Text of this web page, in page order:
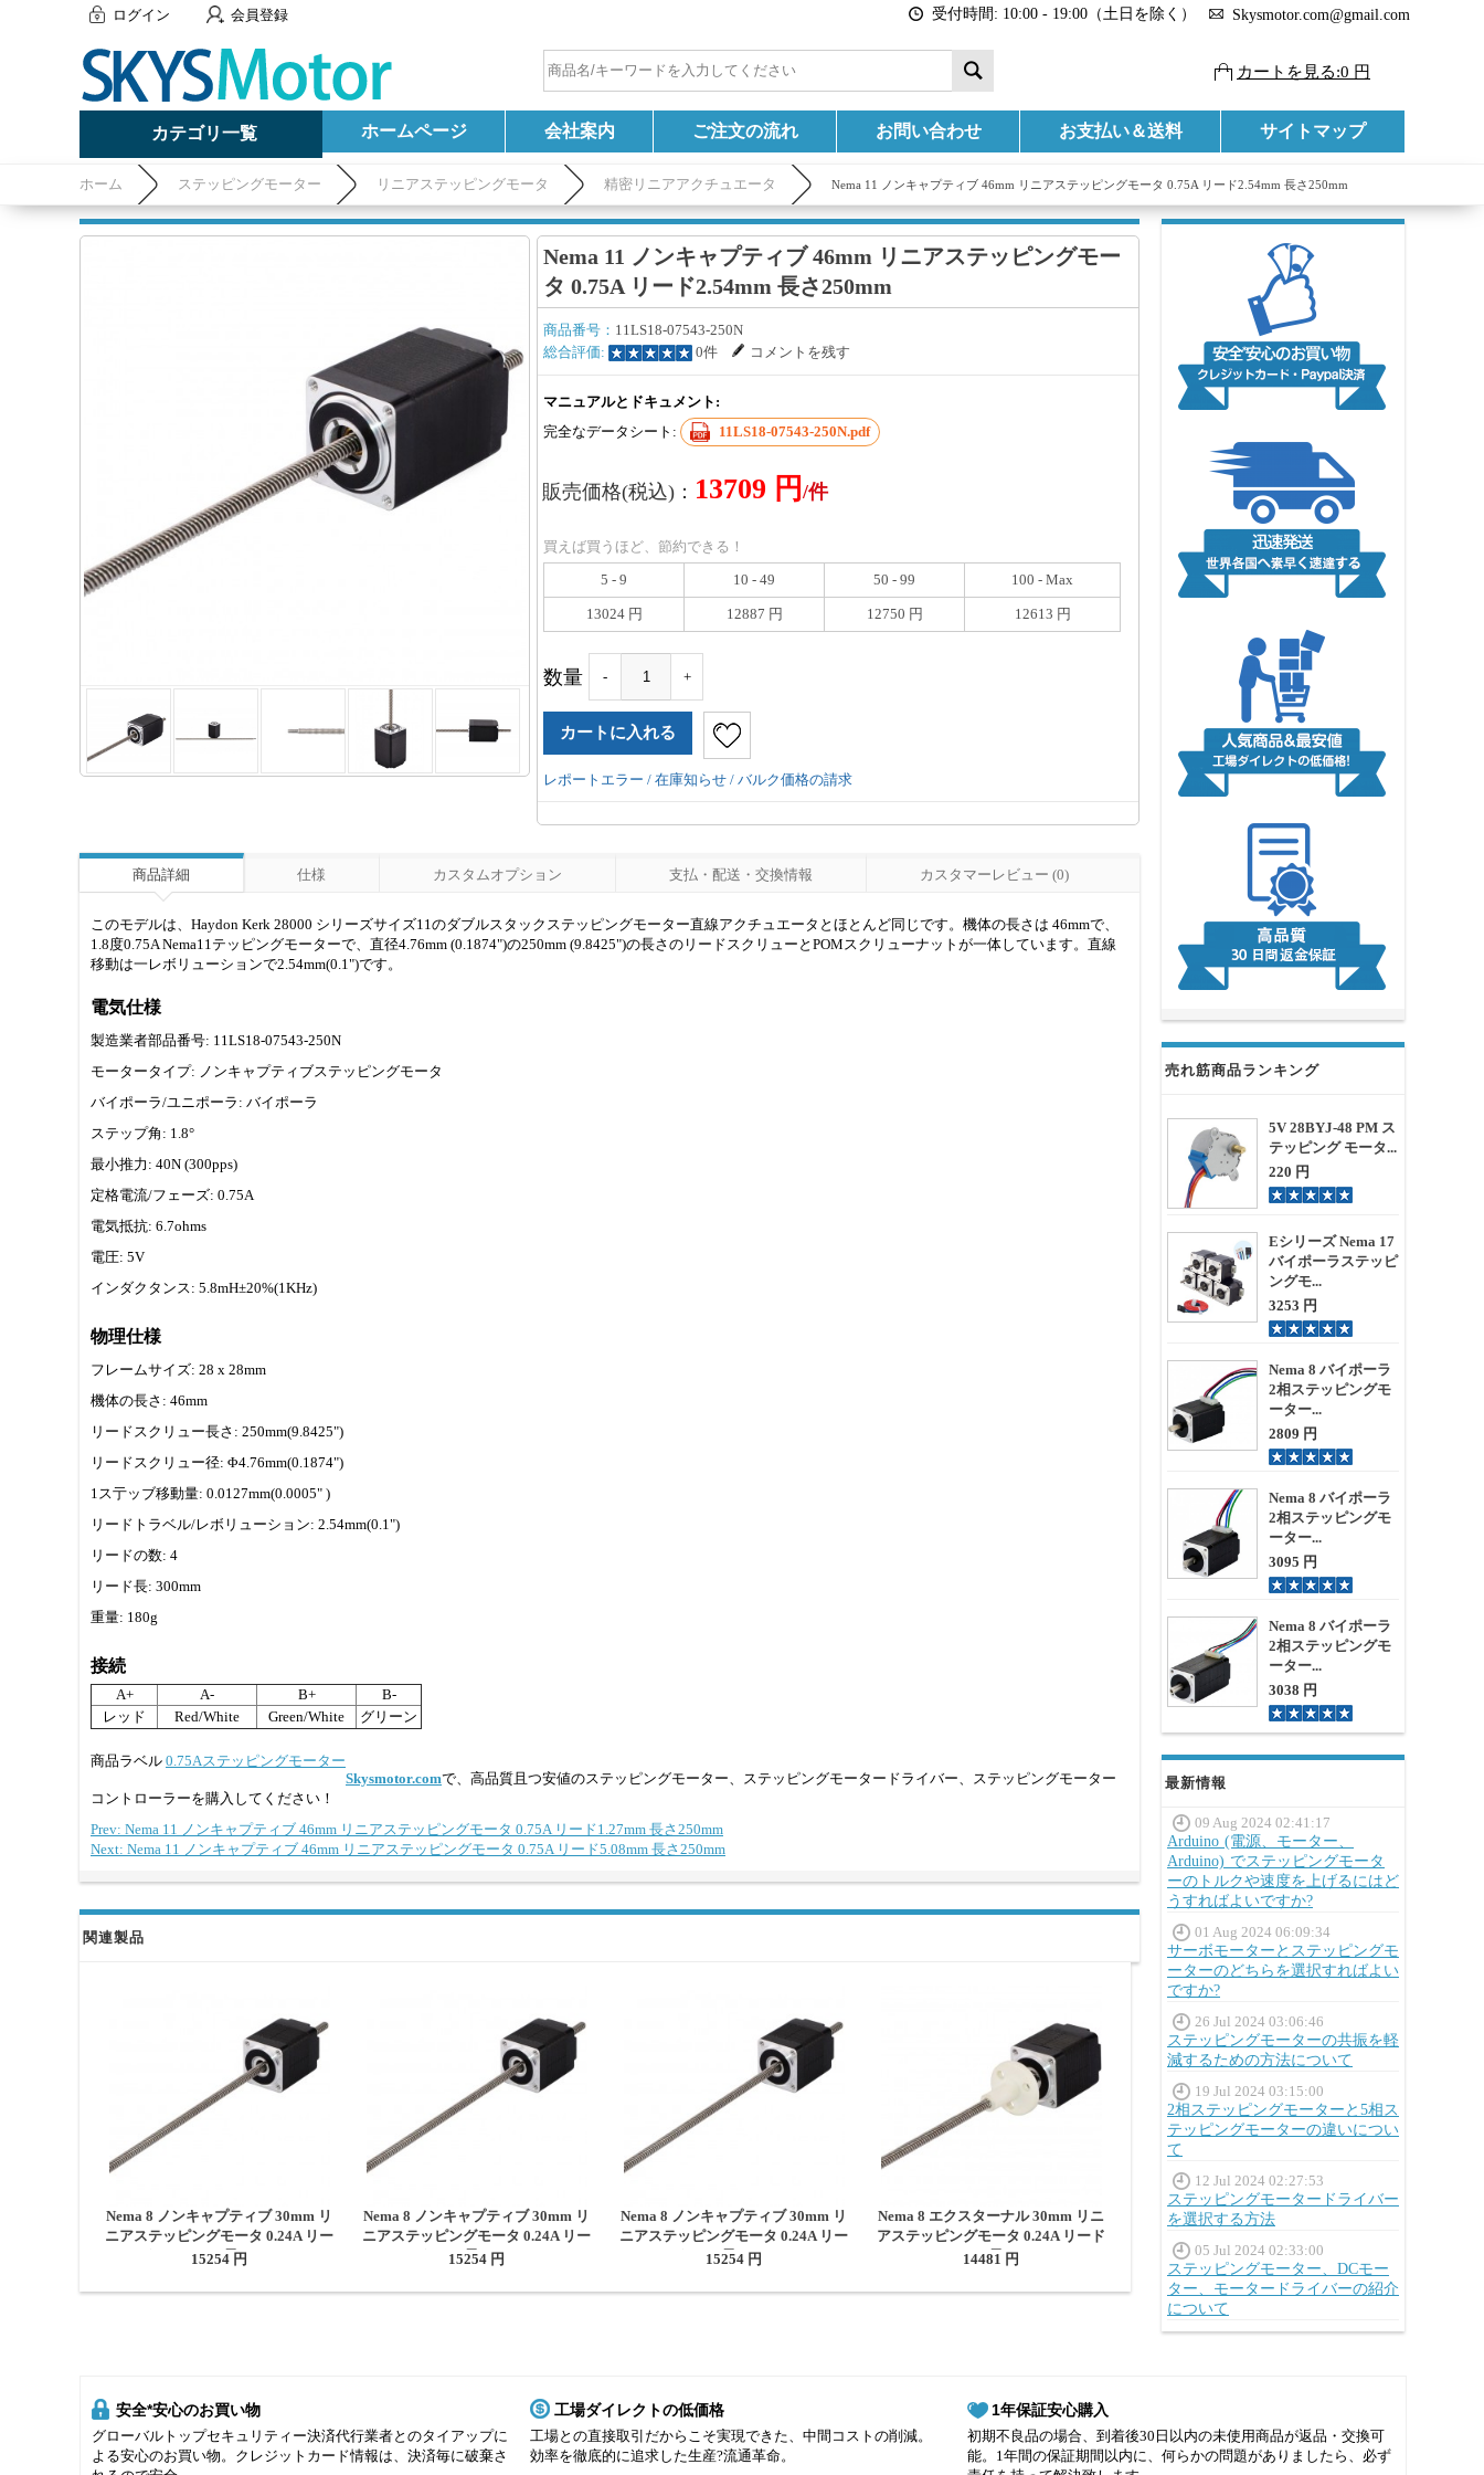
ログイン 会員登録 受付時間: 10:00 - 19:00（土日を除く） Skysmotor.com@gmail.com
カートを見る:0 円
カテゴリ一覧 ホームページ 会社案内 ご注文の流れ お問い合わせ お支払い＆送料 サイトマップ
ホーム ステッピングモーター リニアステッピングモータ 精密リニアアクチュエータ Nema 11 ノンキャプティブ 46mm リニアステッピングモータ 0.75A リード2.54mm 長さ250mm
売れ筋商品ランキング
5V 28BYJ-48 PM ス
テッピング モータ...
220 円
Eシリーズ Nema 17
バイポーラステッピ
ングモ...
3253 円
Nema 8 バイポーラ
2相ステッピングモ
ーター...
2809 円
Nema 8 バイポーラ
2相ステッピングモ
ーター...
3095 円
Nema 8 バイポーラ
2相ステッピングモ
ーター...
3038 円
最新情報
09 Aug 2024 02:41:17
Arduino (電源、モーター、
Arduino) でステッピングモータ
ーのトルクや速度を上げるにはど
うすればよいですか?
01 Aug 2024 06:09:34
サーボモーターとステッピングモ
ーターのどちらを選択すればよい
ですか?
26 Jul 2024 03:06:46
ステッピングモーターの共振を軽
減するための方法について
19 Jul 2024 03:15:00
2相ステッピングモーターと5相ス
テッピングモーターの違いについ
て
12 Jul 2024 02:27:53
ステッピングモータードライバー
を選択する方法
05 Jul 2024 02:33:00
ステッピングモーター、DCモー
ター、モータードライバーの紹介
について
Nema 11 ノンキャプティブ 46mm リニアステッピングモー
タ 0.75A リード2.54mm 長さ250mm
商品番号： 11LS18-07543-250N
総合評価:
0件 コメントを残す
マニュアルとドキュメント:
完全なデータシート:
11LS18-07543-250N.pdf
販売価格(税込)： 13709 円 /件
買えば買うほど、節約できる！
5 - 9
10 - 49 50 - 99 100 - Max
13024 円 12887 円 12750 円 12613 円
数量 - +
レポートエラー / 在庫知らせ / バルク価格の請求
商品詳細 仕様 カスタムオプション 支払・配送・交換情報 カスタマーレビュー (0)
このモデルは、Haydon Kerk 28000 シリーズサイズ11のダブルスタックステッピングモーター直線アクチュエータとほとんど同じです。機体の長さは 46mmで、
1.8度0.75A Nema11テッピングモーターで、直径4.76mm (0.1874")の250mm (9.8425")の長さのリードスクリューとPOMスクリューナットが一体しています。直線
移動は一レボリューションで2.54mm(0.1")です。
電気仕様
製造業者部品番号: 11LS18-07543-250N
モータータイプ: ノンキャプティブステッピングモータ
バイポーラ/ユニポーラ: バイポーラ
ステップ角: 1.8°
最小推力: 40N (300pps)
定格電流/フェーズ: 0.75A
電気抵抗: 6.7ohms
電圧: 5V
インダクタンス: 5.8mH±20%(1KHz)
物理仕様
フレームサイズ: 28 x 28mm
機体の長さ: 46mm
リードスクリュー長さ: 250mm(9.8425")
リードスクリュー径: Φ4.76mm(0.1874")
1ス亍ッブ移動量: 0.0127mm(0.0005" )
リードトラベル/レボリューション: 2.54mm(0.1")
リードの数: 4
リード長: 300mm
重量: 180g
接続
A+ A- B+
B-
レッド
Red/White Green/White グリーン
商品ラベル 0.75Aステッピングモーター
Skysmotor.comで、高品質且つ安値のステッピングモーター、ステッピングモータードライバー、ステッピングモーター
コントローラーを購入してください！
Prev: Nema 11 ノンキャプティブ 46mm リニアステッピングモータ 0.75A リード1.27mm 長さ250mm
Next: Nema 11 ノンキャプティブ 46mm リニアステッピングモータ 0.75A リード5.08mm 長さ250mm
関連製品
Nema 8 ノンキャプティブ 30mm リ
ニアステッピングモータ 0.24A リー
ド0.6096mm 長さ150mm
15254 円
Nema 8 ノンキャプティブ 30mm リ
ニアステッピングモータ 0.24A リー
ド2mm 長さ150mm
15254 円
Nema 8 ノンキャプティブ 30mm リ
ニアステッピングモータ 0.24A リー
ド4mm 長さ150mm
15254 円
Nema 8 エクスターナル 30mm リニ
アステッピングモータ 0.24A リード
0.6096mm 長さ150mm
14481 円
安全*安心のお買い物
グローバルトップセキュリティー決済代行業者とのタイアップに
よる安心のお買い物。クレジットカード情報は、決済毎に破棄さ
工場ダイレクトの低価格
工場との直接取引だからこそ実現できた、中間コストの削減。
効率を徹底的に追求した生産?流通革命。
1年保証安心購入
初期不良品の場合、到着後30日以内の未使用商品が返品・交換可
能。1年間の保証期間以内に、何らかの問題がありましたら、必ず